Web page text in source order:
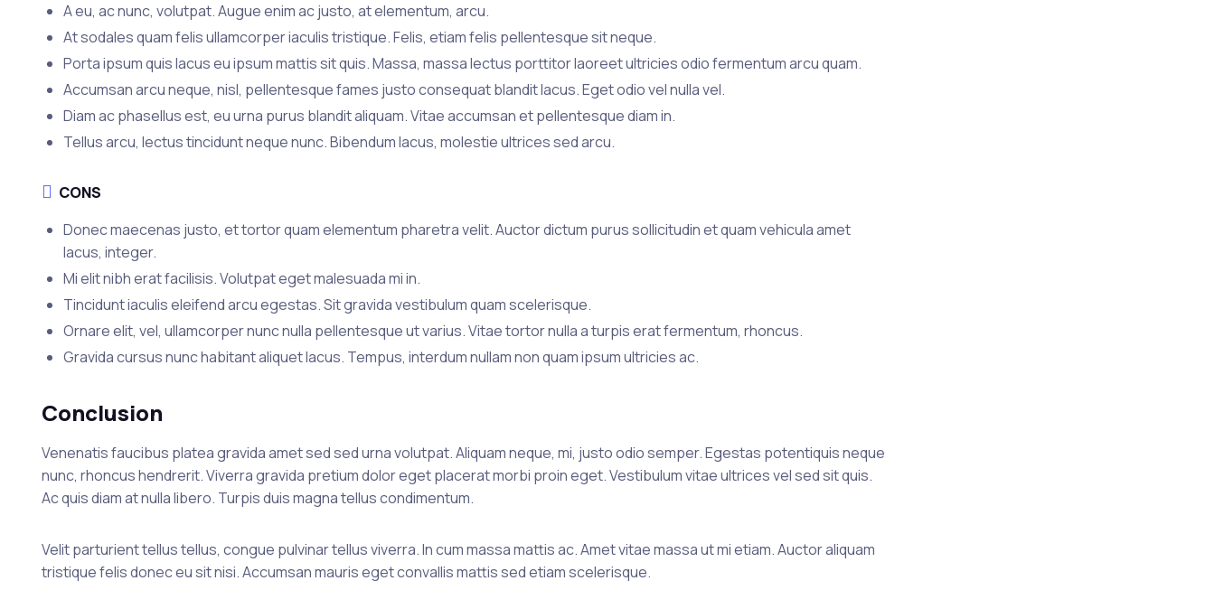
A eu, ac nunc, volutpat. Augue enim ac justo, at elementum, arcu.
At sodales quam felis ullamcorper iaculis tristique. Felis, etiam felis pellentesque sit neque.
Porta ipsum quis lacus eu ipsum mattis sit quis. Massa, massa lectus porttitor laoreet ultricies odio fermentum arcu quam.
Accumsan arcu neque, nisl, pellentesque fames justo consequat blandit lacus. Eget odio vel nulla vel.
Diam ac phasellus est, eu urna purus blandit aliquam. Vitae accumsan et pellentesque diam in.
Tellus arcu, lectus tincidunt neque nunc. Bibendum lacus, molestie ultrices sed arcu.
CONS
Donec maecenas justo, et tortor quam elementum pharetra velit. Auctor dictum purus sollicitudin et quam vehicula amet
lacus, integer.
Mi elit nibh erat facilisis. Volutpat eget malesuada mi in.
Tincidunt iaculis eleifend arcu egestas. Sit gravida vestibulum quam scelerisque.
Ornare elit, vel, ullamcorper nunc nulla pellentesque ut varius. Vitae tortor nulla a turpis erat fermentum, rhoncus.
Gravida cursus nunc habitant aliquet lacus. Tempus, interdum nullam non quam ipsum ultricies ac.
Conclusion
Venenatis faucibus platea gravida amet sed sed urna volutpat. Aliquam neque, mi, justo odio semper. Egestas potentiquis neque
nunc, rhoncus hendrerit. Viverra gravida pretium dolor eget placerat morbi proin eget. Vestibulum vitae ultrices vel sed sit quis.
Ac quis diam at nulla libero. Turpis duis magna tellus condimentum.
Velit parturient tellus tellus, congue pulvinar tellus viverra. In cum massa mattis ac. Amet vitae massa ut mi etiam. Auctor aliquam
tristique felis donec eu sit nisi. Accumsan mauris eget convallis mattis sed etiam scelerisque.